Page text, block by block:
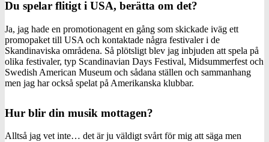
Du spelar flitigt i USA, berätta om det?
Ja, jag hade en promotionagent en gång som skickade iväg ett
promopaket till USA och kontaktade några festivaler i de
Skandinaviska områdena. Så plötsligt blev jag inbjuden att spela på
olika festivaler, typ Scandinavian Days Festival, Midsummerfest och
Swedish American Museum och sådana ställen och sammanhang
men jag har också spelat på Amerikanska klubbar.
Hur blir din musik mottagen?
Alltså jag vet inte… det är ju väldigt svårt för mig att säga men